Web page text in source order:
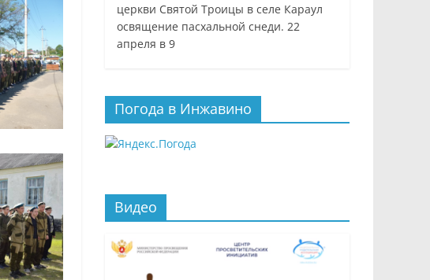
церкви Святой Троицы в селе Караул
освящение пасхальной снеди. 22
апреля в 9
Погода в Инжавино
Видео